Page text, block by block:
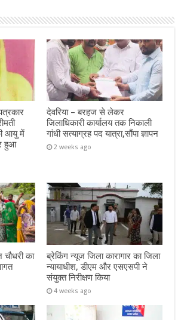
आयु में
हुआ
देवरिया – बरहज से लेकर
जिलाधिकारी कार्यालय तक निकाली
गांधी सत्याग्रह पद यात्रा,सौंपा ज्ञापन
2 weeks ago
का
ब्रेकिंग न्यूज जिला कारागार का जिला
न्यायाधीश, डीएम और एसएसपी ने
संयुक्त निरीक्षण किया
4 weeks ago